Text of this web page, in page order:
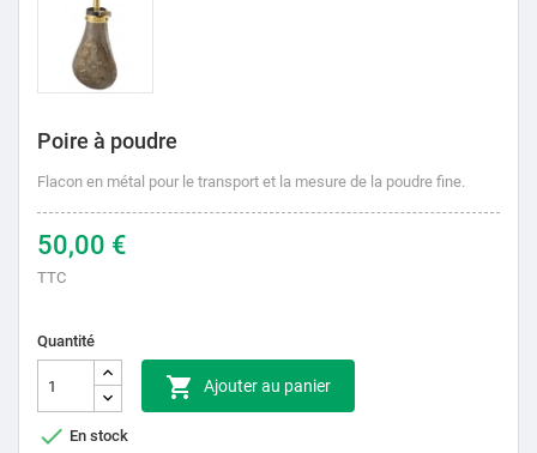
Poire à poudre
Flacon en métal pour le transport et la mesure de la poudre fine.
50,00 €
TTC
Quantité
 Ajouter au panier
 En stock